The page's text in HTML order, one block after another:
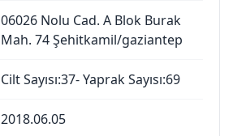
06026 Nolu Cad. A Blok Burak
Mah. 74 Şehitkamil/gaziantep
Cilt Sayısı:37- Yaprak Sayısı:69
2018.06.05